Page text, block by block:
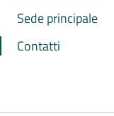
Sede principale
Contatti